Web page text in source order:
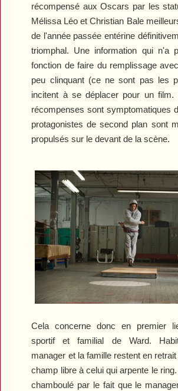
récompensé aux Oscars par les
Mélissa Léo et Christian Bale
de l'année passée entérine
triomphal. Une information qui n'a
fonction de faire du remplissage
peu clinquant (ce ne sont pas les
incitent à se déplacer pour un
récompenses sont symptomatiques
protagonistes de second plan sont
propulsés sur le devant de la scène.
Cela concerne donc en premier
sportif et familial de Ward.
manager et la famille restent en
champ libre à celui qui arpente le
chamboulé par le fait que le